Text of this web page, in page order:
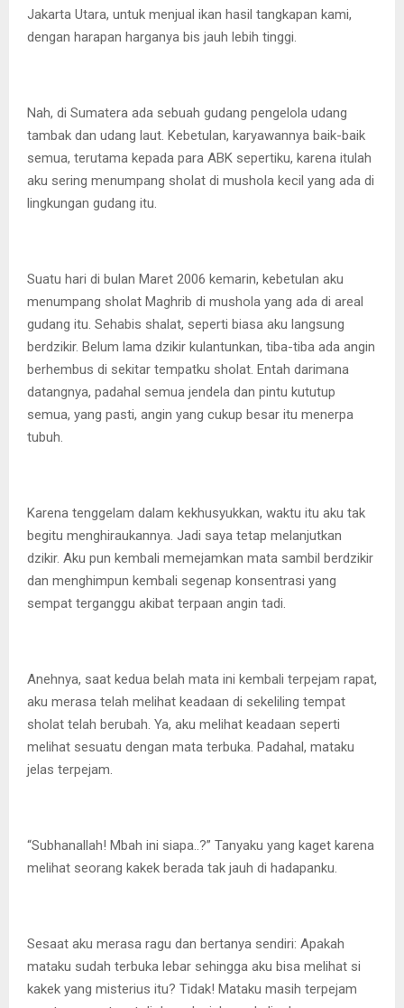
Jakarta Utara, untuk menjual ikan hasil tangkapan kami,
dengan harapan harganya bis jauh lebih tinggi.
Nah, di Sumatera ada sebuah gudang pengelola udang
tambak dan udang laut. Kebetulan, karyawannya baik-baik
semua, terutama kepada para ABK sepertiku, karena itulah
aku sering menumpang sholat di mushola kecil yang ada di
lingkungan gudang itu.
Suatu hari di bulan Maret 2006 kemarin, kebetulan aku
menumpang sholat Maghrib di mushola yang ada di areal
gudang itu. Sehabis shalat, seperti biasa aku langsung
berdzikir. Belum lama dzikir kulantunkan, tiba-tiba ada angin
berhembus di sekitar tempatku sholat. Entah darimana
datangnya, padahal semua jendela dan pintu kututup
semua, yang pasti, angin yang cukup besar itu menerpa
tubuh.
Karena tenggelam dalam kekhusyukkan, waktu itu aku tak
begitu menghiraukannya. Jadi saya tetap melanjutkan
dzikir. Aku pun kembali memejamkan mata sambil berdzikir
dan menghimpun kembali segenap konsentrasi yang
sempat terganggu akibat terpaan angin tadi.
Anehnya, saat kedua belah mata ini kembali terpejam rapat,
aku merasa telah melihat keadaan di sekeliling tempat
sholat telah berubah. Ya, aku melihat keadaan seperti
melihat sesuatu dengan mata terbuka. Padahal, mataku
jelas terpejam.
“Subhanallah! Mbah ini siapa..?” Tanyaku yang kaget karena
melihat seorang kakek berada tak jauh di hadapanku.
Sesaat aku merasa ragu dan bertanya sendiri: Apakah
mataku sudah terbuka lebar sehingga aku bisa melihat si
kakek yang misterius itu? Tidak! Mataku masih terpejam